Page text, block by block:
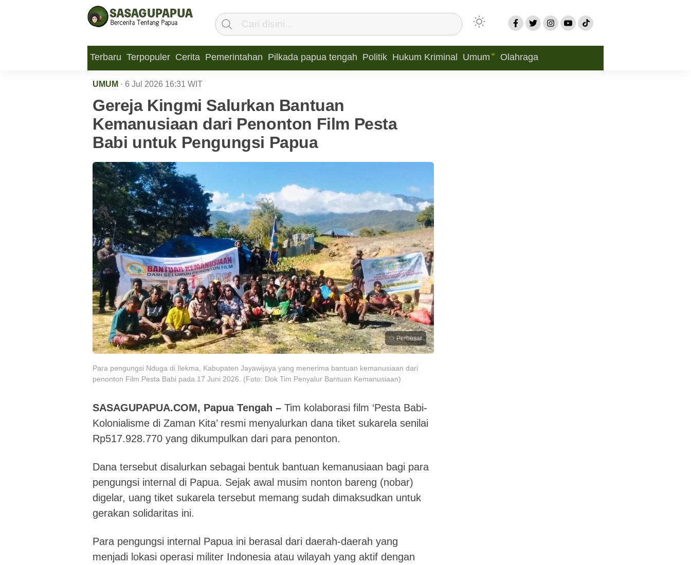
Terbaru Terpopuler Cerita Pemerintahan Pilkada papua tengah Politik Hukum Kriminal Umum Olahraga
UMUM · 6 Jul 2026 16:31 WIT
Gereja Kingmi Salurkan Bantuan
Kemanusiaan dari Penonton Film Pesta
Babi untuk Pengungsi Papua
Perbesar
Para pengungsi Nduga di Ilekma, Kabupaten Jayawijaya yang menerima bantuan kemanusiaan dari
penonton Film Pesta Babi pada 17 Juni 2026. (Foto: Dok Tim Penyalur Bantuan Kemanusiaan)
SASAGUPAPUA.COM, Papua Tengah – Tim kolaborasi film ‘Pesta Babi-
Kolonialisme di Zaman Kita’ resmi menyalurkan dana tiket sukarela senilai
Rp517.928.770 yang dikumpulkan dari para penonton.
Dana tersebut disalurkan sebagai bentuk bantuan kemanusiaan bagi para
pengungsi internal di Papua. Sejak awal musim nonton bareng (nobar)
digelar, uang tiket sukarela tersebut memang sudah dimaksudkan untuk
gerakan solidaritas ini.
Para pengungsi internal Papua ini berasal dari daerah-daerah yang
menjadi lokasi operasi militer Indonesia atau wilayah yang aktif dengan